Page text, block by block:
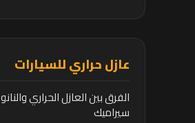
عازل حراري للسيارات
الفرق بين العازل الحراري والنانو
سيراميك